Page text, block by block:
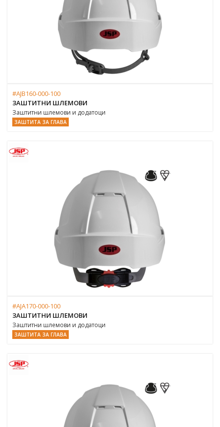
#AJB160-000-100
ЗАШТИТНИ ШЛЕМОВИ
Заштитни шлемови и додатоци
ЗАШТИТА ЗА ГЛАВА
#AJA170-000-100
ЗАШТИТНИ ШЛЕМОВИ
Заштитни шлемови и додатоци
ЗАШТИТА ЗА ГЛАВА